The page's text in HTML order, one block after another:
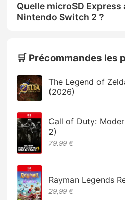
Quelle microSD
Nintendo Switch 2 ?
🛒 Précommandes les
The Legend of
(2026)
Call of Duty:
2)
79.99 €
Rayman Legends
29,99 €